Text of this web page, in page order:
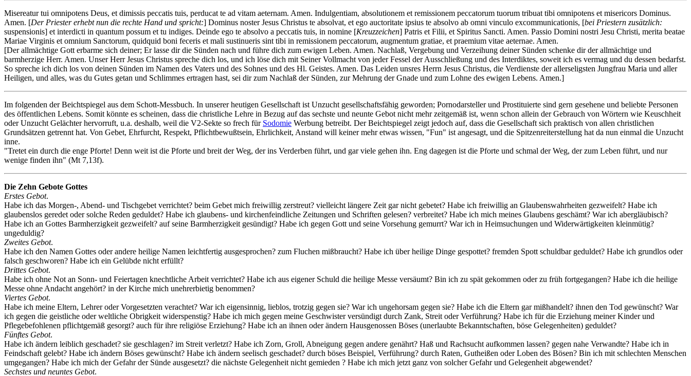
Misereatur tui omnipotens Deus, et dimissis peccatis tuis, perducat te ad vitam aeternam. Amen. Indulgentiam, absolutionem et remissionem peccatorum tuorum tribuat tibi omnipotens et misericors Dominus.
Amen. [Der Priester erhebt nun die rechte Hand und spricht:] Dominus noster Jesus Christus te absolvat, et ego auctoritate ipsius te absolvo ab omni vinculo excommunicationis, [bei Priestern zusätzlich:
suspensionis] et interdicti in quantum possum et tu indiges. Deinde ego te absolvo a peccatis tuis, in nomine [Kreuzzeichen] Patris et Filii, et Spiritus Sancti. Amen. Passio Domini nostri Jesu Christi, merita beatae
Mariae Virginis et omnium Sanctorum, quidquid boni feceris et mali sustinueris sint tibi in remissionem peccatorum, augmentum gratiae, et praemium vitae aeternae. Amen.
[Der allmächtige Gott erbarme sich deiner; Er lasse dir die Sünden nach und führe dich zum ewigen Leben. Amen. Nachlaß, Vergebung und Verzeihung deiner Sünden schenke dir der allmächtige und
barmherzige Herr. Amen. Unser Herr Jesus Christus spreche dich los, und ich löse dich mit Seiner Vollmacht von jeder Fessel der Ausschließung und des Interdiktes, soweit ich es vermag und du dessen bedarfst.
So spreche ich dich los von deinen Sünden im Namen des Vaters und des Sohnes und des Hl. Geistes. Amen. Das Leiden unsres Herrn Jesus Christus, die Verdienste der allerseligsten Jungfrau Maria und aller
Heiligen, und alles, was du Gutes getan und Schlimmes ertragen hast, sei dir zum Nachlaß der Sünden, zur Mehrung der Gnade und zum Lohne des ewigen Lebens. Amen.]
Im folgenden der Beichtspiegel aus dem Schott-Messbuch. In unserer heutigen Gesellschaft ist Unzucht gesellschaftsfähig geworden; Pornodarsteller und Prostituierte sind gern gesehene und beliebte Personen
des öffentlichen Lebens. Somit könnte es scheinen, dass die christliche Lehre in Bezug auf das sechste und neunte Gebot nicht mehr zeitgemäß ist, wenn schon allein der Gebrauch von Wörtern wie Keuschheit
oder Unzucht Gelächter hervorruft, u.a. deshalb, weil die V2-Sekte so frech für Sodomie Werbung betreibt. Der Beichtspiegel zeigt jedoch auf, dass die Gesellschaft sich praktisch von allen christlichen
Grundsätzen getrennt hat. Von Gebet, Ehrfurcht, Respekt, Pflichtbewußtsein, Ehrlichkeit, Anstand will keiner mehr etwas wissen, "Fun" ist angesagt, und die Spitzenreiterstellung hat da nun einmal die Unzucht
inne.
"Tretet ein durch die enge Pforte! Denn weit ist die Pforte und breit der Weg, der ins Verderben führt, und gar viele gehen ihn. Eng dagegen ist die Pforte und schmal der Weg, der zum Leben führt, und nur
wenige finden ihn" (Mt 7,13f).
Die Zehn Gebote Gottes
Erstes Gebot.
Habe ich das Morgen-, Abend- und Tischgebet verrichtet? beim Gebet mich freiwillig zerstreut? vielleicht längere Zeit gar nicht gebetet? Habe ich freiwillig an Glaubenswahrheiten gezweifelt? Habe ich
glaubenslos geredet oder solche Reden geduldet? Habe ich glaubens- und kirchenfeindliche Zeitungen und Schriften gelesen? verbreitet? Habe ich mich meines Glaubens geschämt? War ich abergläubisch?
Habe ich an Gottes Barmherzigkeit gezweifelt? auf seine Barmherzigkeit gesündigt? Habe ich gegen Gott und seine Vorsehung gemurrt? War ich in Heimsuchungen und Widerwärtigkeiten kleinmütig?
ungeduldig?
Zweites Gebot.
Habe ich den Namen Gottes oder andere heilige Namen leichtfertig ausgesprochen? zum Fluchen mißbraucht? Habe ich über heilige Dinge gespottet? fremden Spott schuldbar geduldet? Habe ich grundlos oder
falsch geschworen? Habe ich ein Gelübde nicht erfüllt?
Drittes Gebot.
Habe ich ohne Not an Sonn- und Feiertagen knechtliche Arbeit verrichtet? Habe ich aus eigener Schuld die heilige Messe versäumt? Bin ich zu spät gekommen oder zu früh fortgegangen? Habe ich die heilige
Messe ohne Andacht angehört? in der Kirche mich unehrerbietig benommen?
Viertes Gebot.
Habe ich meine Eltern, Lehrer oder Vorgesetzten verachtet? War ich eigensinnig, lieblos, trotzig gegen sie? War ich ungehorsam gegen sie? Habe ich die Eltern gar mißhandelt? ihnen den Tod gewünscht? War
ich gegen die geistliche oder weltliche Obrigkeit widerspenstig? Habe ich mich gegen meine Geschwister versündigt durch Zank, Streit oder Verführung? Habe ich für die Erziehung meiner Kinder und
Pflegebefohlenen pflichtgemäß gesorgt? auch für ihre religiöse Erziehung? Habe ich an ihnen oder ändern Hausgenossen Böses (unerlaubte Bekanntschaften, böse Gelegenheiten) geduldet?
Fünftes Gebot.
Habe ich ändern leiblich geschadet? sie geschlagen? im Streit verletzt? Habe ich Zorn, Groll, Abneigung gegen andere genährt? Haß und Rachsucht aufkommen lassen? gegen nahe Verwandte? Habe ich in
Feindschaft gelebt? Habe ich ändern Böses gewünscht? Habe ich ändern seelisch geschadet? durch böses Beispiel, Verführung? durch Raten, Gutheißen oder Loben des Bösen? Bin ich mit schlechten Menschen
umgegangen? Habe ich mich der Gefahr der Sünde ausgesetzt? die nächste Gelegenheit nicht gemieden ? Habe ich mich jetzt ganz von solcher Gefahr und Gelegenheit abgewendet?
Sechstes und neuntes Gebot.